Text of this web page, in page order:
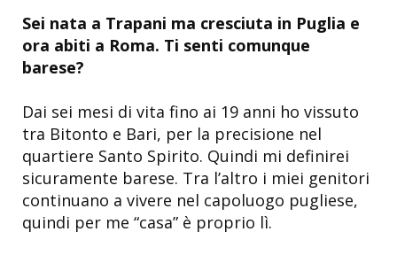
Sei nata a Trapani ma cresciuta in Puglia e
ora abiti a Roma. Ti senti comunque
barese?
Dai sei mesi di vita fino ai 19 anni ho vissuto
tra Bitonto e Bari, per la precisione nel
quartiere Santo Spirito. Quindi mi definirei
sicuramente barese. Tra l’altro i miei genitori
continuano a vivere nel capoluogo pugliese,
quindi per me “casa” è proprio lì.